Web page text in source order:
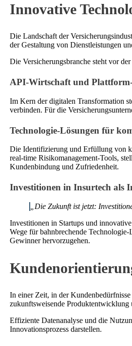
Innovative
Die Landschaft der
der Gestaltung von Dienstleistungen
Die Versicherungsbranche steht vor
API-Wirtschaft und
Im Kern der digitalen Transformation
verbinden. Für die
Technologie-Lösungen für
Die Identifizierung und Erfüllung von
real-time Risikomanagement-Tools,
Kundenbindung und Zufriedenheit.
Investitionen in Insurtech als
„Die Zukunft ist jetzt:
Investitionen in Startups und
Wege für bahnbrechende
Gewinner hervorzugehen.
In einer Zeit, in der
zukunftsweisende Produktentwicklung
Effiziente Datenanalyse und die
Innovationsprozess darstellen.